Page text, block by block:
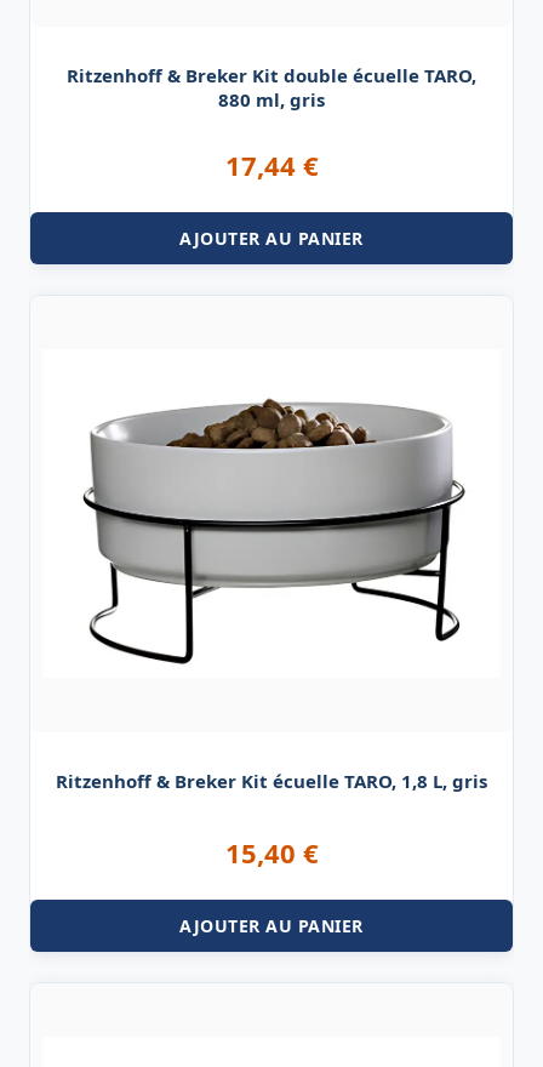
Ritzenhoff & Breker Kit double écuelle TARO,
880 ml, gris
17,44 €
AJOUTER AU PANIER
Ritzenhoff & Breker Kit écuelle TARO, 1,8 L, gris
15,40 €
AJOUTER AU PANIER